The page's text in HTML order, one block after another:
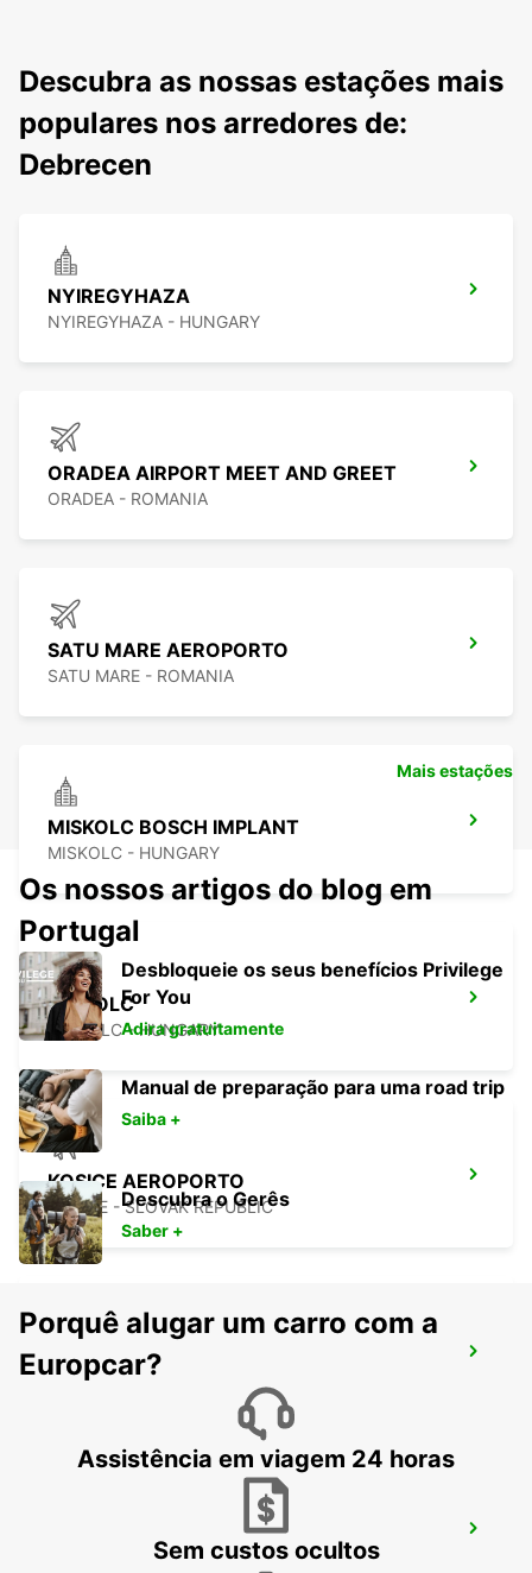
Descubra as nossas estações mais
populares nos arredores de:
Debrecen
NYIREGYHAZA
NYIREGYHAZA - HUNGARY
ORADEA AIRPORT MEET AND GREET
ORADEA - ROMANIA
SATU MARE AEROPORTO
SATU MARE - ROMANIA
MISKOLC BOSCH IMPLANT
MISKOLC - HUNGARY
MISKOLC
MISKOLC - HUNGARY
KOSICE AEROPORTO
KOSICE - SLOVAK REPUBLIC
KECSKEMET
KECSKEMET - HUNGARY
CLUJ NAPOCA AEROPORTO
CLUJ NAPOCA - ROMANIA
Mais estações
Os nossos artigos do blog em
Portugal
Desbloqueie os seus benefícios Privilege
For You
Adira gratuitamente
Manual de preparação para uma road trip
Saiba +
Descubra o Gerês
Saber +
Porquê alugar um carro com a
Europcar?
Assistência em viagem 24 horas
Sem custos ocultos